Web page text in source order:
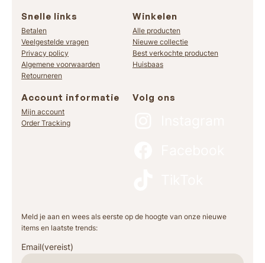
Snelle links
Betalen
Veelgestelde vragen
Privacy policy
Algemene voorwaarden
Retourneren
Winkelen
Alle producten
Nieuwe collectie
Best verkochte producten
Huisbaas
Account informatie
Mijn account
Order Tracking
Volg ons
Meld je aan en wees als eerste op de hoogte van onze nieuwe
items en laatste trends:
Email(vereist)